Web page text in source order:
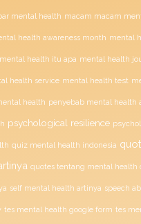
mental health macam macam
health awareness month mental
mental health itu apa mental health
health service mental health test
health penyebab mental health
psychological resilience
quiz mental health indonesia
quotes tentang mental health
self mental health artinya speech
tes mental health google form tes